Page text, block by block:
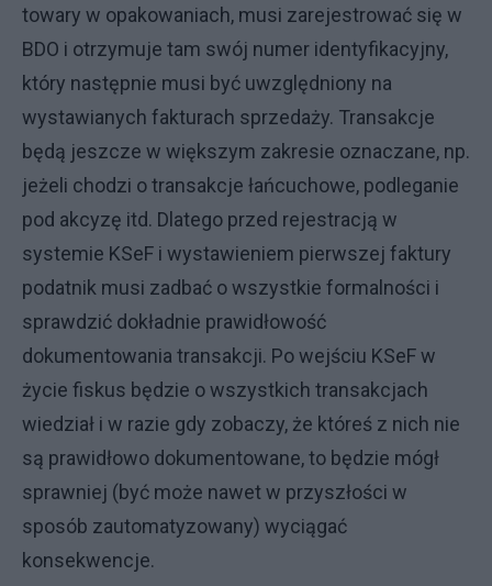
towary w opakowaniach, musi zarejestrować się w
BDO i otrzymuje tam swój numer identyfikacyjny,
który następnie musi być uwzględniony na
wystawianych fakturach sprzedaży. Transakcje
będą jeszcze w większym zakresie oznaczane, np.
jeżeli chodzi o transakcje łańcuchowe, podleganie
pod akcyzę itd. Dlatego przed rejestracją w
systemie KSeF i wystawieniem pierwszej faktury
podatnik musi zadbać o wszystkie formalności i
sprawdzić dokładnie prawidłowość
dokumentowania transakcji. Po wejściu KSeF w
życie fiskus będzie o wszystkich transakcjach
wiedział i w razie gdy zobaczy, że któreś z nich nie
są prawidłowo dokumentowane, to będzie mógł
sprawniej (być może nawet w przyszłości w
sposób zautomatyzowany) wyciągać
konsekwencje.